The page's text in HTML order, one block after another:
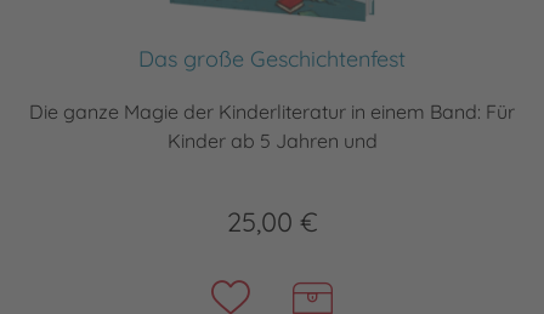
Das große Geschichtenfest
Die ganze Magie der Kinderliteratur in einem Band: Für
Kinder ab 5 Jahren und
25,00 €